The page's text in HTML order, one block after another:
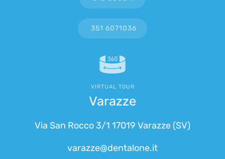
351 6071036
VIRTUAL TOUR
Varazze
Via San Rocco 3/1 17019 Varazze (SV)
varazze@dentalone.it